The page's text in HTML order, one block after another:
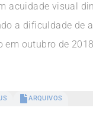
acuidade visual
a dificuldade de
em outubro de
ARQUIVOS